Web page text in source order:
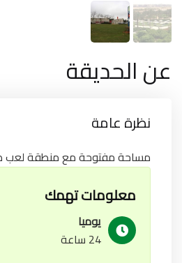
عن الحديقة
نظرة عامة
مساحة مفتوحة مع منطقة لعب
معلومات تهمك
يوميا
24 ساعة